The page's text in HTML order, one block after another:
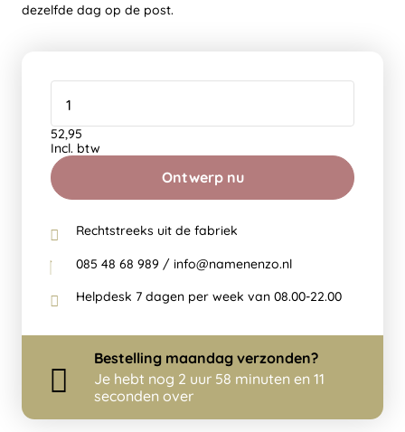
dezelfde dag op de post.
Ontwerp nu
52,95
Incl. btw
Rechtstreeks uit de fabriek
085 48 68 989 / info@namenenzo.nl
Helpdesk 7 dagen per week van 08.00-22.00
Bestelling maandag verzonden?
Je hebt nog 2 uur 58 minuten en 11
seconden over